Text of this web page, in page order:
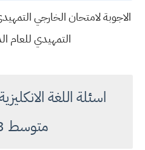
التمهيدي للعام
اسئلة اللغة
متوسط 2023